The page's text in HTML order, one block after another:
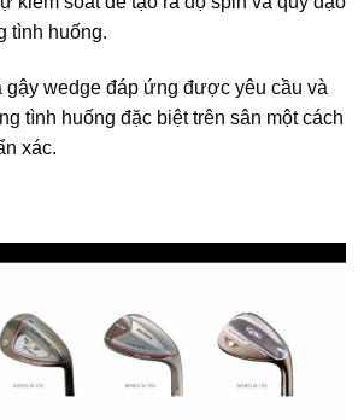
tình huống.
gậy wedge đáp ứng được yêu cầu và
tình huống đặc biệt trên sân một cách
xác.